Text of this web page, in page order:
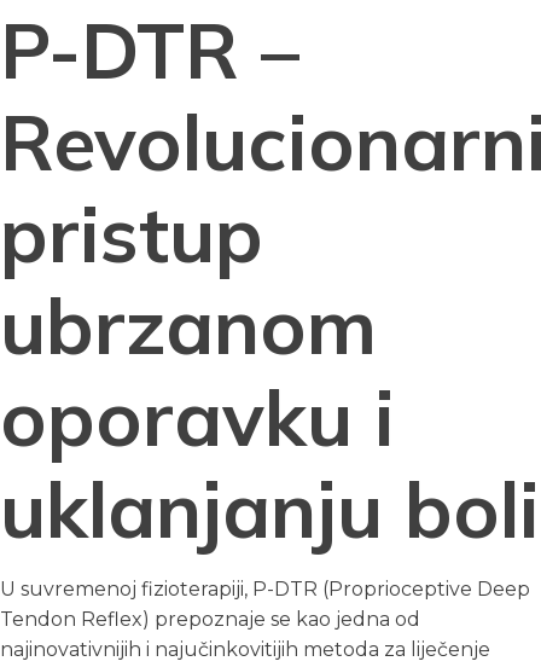
P-DTR –
pristup
ubrzanom
oporavku i
uklanjanju boli
U suvremenoj fizioterapiji, P-DTR (Proprioceptive Deep
Tendon Reflex) prepoznaje se kao jedna od
najinovativnijih i najučinkovitijih metoda za liječenje